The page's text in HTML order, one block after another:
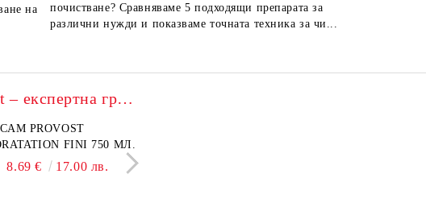
на
почистване? Сравняваме 5 подходящи препарата за
различни нужди и показваме точната техника за чи...
Franck Provost – експертна грижа
PROVOST
FINI 750 МЛ.
8.69 € 17.00 лв.